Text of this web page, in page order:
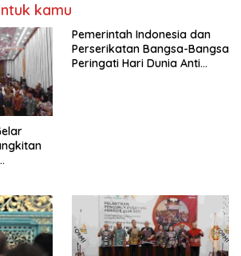
kamu
&
“Urgensi
Pemerintah Indonesia dan
Perserikatan Bangsa-Bangsa
Peringati Hari Dunia Anti